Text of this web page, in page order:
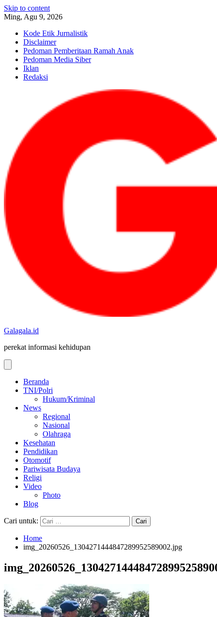
Skip to content
Ming, Agu 9, 2026
Kode Etik Jurnalistik
Disclaimer
Pedoman Pemberitaan Ramah Anak
Pedoman Media Siber
Iklan
Redaksi
Galagala.id
perekat informasi kehidupan
Beranda
TNI/Polri
Hukum/Kriminal
News
Regional
Nasional
Olahraga
Kesehatan
Pendidikan
Otomotif
Pariwisata Budaya
Religi
Video
Photo
Blog
Cari untuk:
Home
img_20260526_1304271444847289952589002.jpg